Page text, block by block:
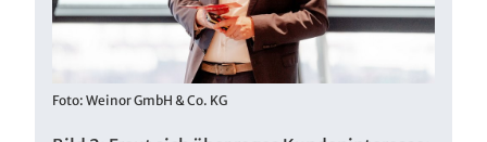
Foto: Weinor GmbH & Co. KG